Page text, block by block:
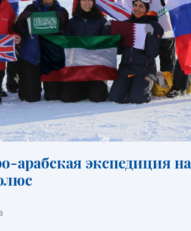
арабская экспедиция на